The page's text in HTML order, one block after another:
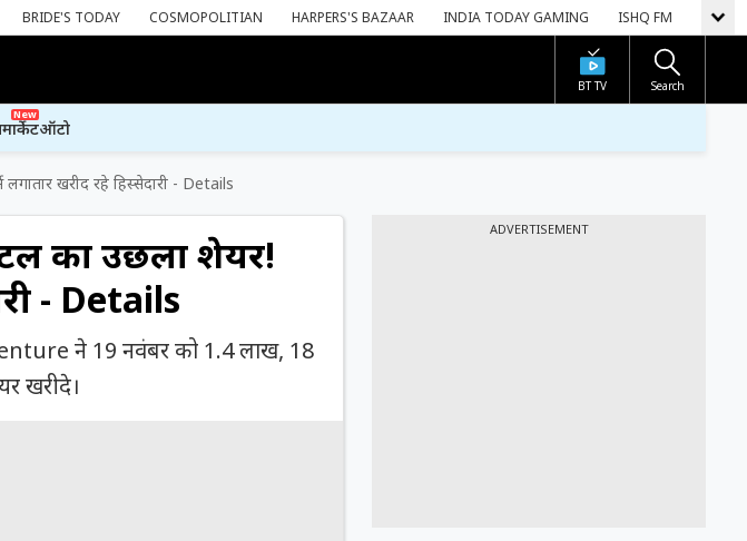
BRIDE'S TODAY COSMOPOLITIAN HARPERS'S BAZAAR INDIA TODAY GAMING ISHQ FM
BT TV Search
New
मार्केटऑटो
लगातार खरीद रहे हिस्सेदारी - Details
का उछला शेयर!
- Details
ने 19 नवंबर को 1.4 लाख, 18
खरीदे।
ADVERTISEMENT